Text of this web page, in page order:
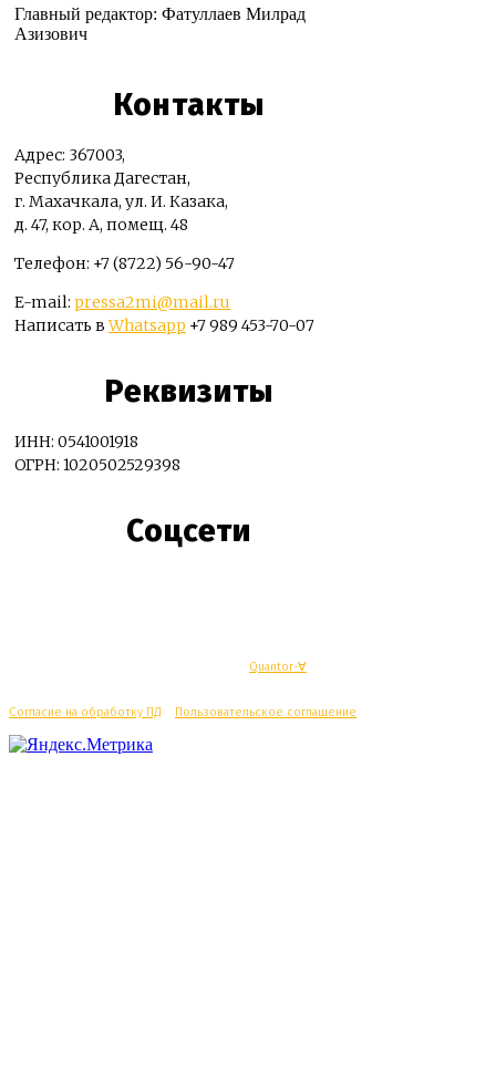
Главный редактор: Фатуллаев Милрад
Азизович
Контакты
Адрес: 367003,
Республика Дагестан,
г. Махачкала, ул. И. Казака,
д. 47, кор. А, помещ. 48
Телефон: +7 (8722) 56-90-47
E-mail: pressa2mi@mail.ru
Написать вWhatsapp +7 989 453-70-07
Реквизиты
ИНН: 0541001918
ОГРН: 1020502529398
Соцсети
Quantor-∀
Согласие на обработку ПД Пользовательское соглашение